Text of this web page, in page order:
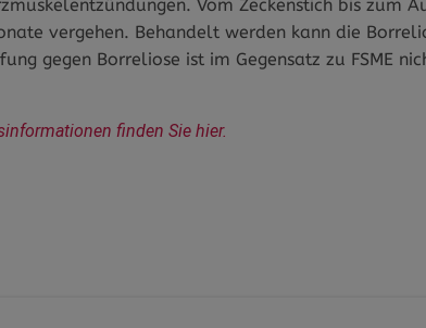
Vom Zeckenstich bis zum
vergehen. Behandelt werden kann die
gegen Borreliose ist im Gegensatz zu FSME
finden Sie hier.